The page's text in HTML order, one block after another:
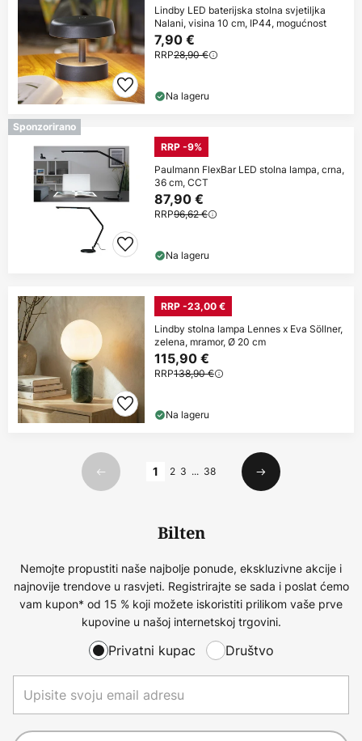
Lindby LED baterijska stolna svjetiljka
Nalani, visina 10 cm, IP44, mogućnost
7,90 €
RRP28,90 €
Na lageru
Sponzorirano
RRP -9%
Paulmann FlexBar LED stolna lampa, crna,
36 cm, CCT
87,90 €
RRP96,62 €
Na lageru
RRP -23,00 €
Lindby stolna lampa Lennes x Eva Söllner,
zelena, mramor, Ø 20 cm
115,90 €
RRP138,90 €
Na lageru
Prethodno
1 2 3 ... 38
Sljedeći
Bilten
Nemojte propustiti naše najbolje ponude, ekskluzivne akcije i
najnovije trendove u rasvjeti. Registrirajte se sada i poslat ćemo
vam kupon* od 15 % koji možete iskoristiti prilikom vaše prve
kupovine u našoj internetskoj trgovini.
Privatni kupac Društvo